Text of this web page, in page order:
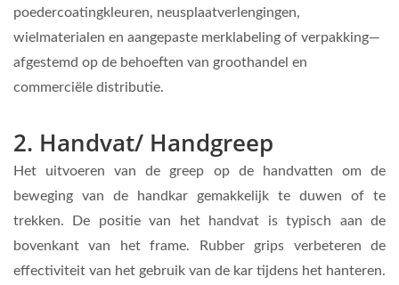
poedercoatingkleuren, neusplaatverlengingen,
wielmaterialen en aangepaste merklabeling of verpakking—
afgestemd op de behoeften van groothandel en
commerciële distributie.
2. Handvat/ Handgreep
Het uitvoeren van de greep op de handvatten om de
beweging van de handkar gemakkelijk te duwen of te
trekken. De positie van het handvat is typisch aan de
bovenkant van het frame. Rubber grips verbeteren de
effectiviteit van het gebruik van de kar tijdens het hanteren.